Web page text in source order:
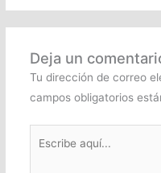
Deja un
Tu dirección de correo
campos obligatorios